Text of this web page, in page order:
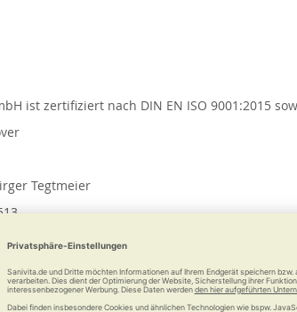
ist zertifiziert nach DIN EN ISO 9001:2015
Tegtmeier
Range, Adresse und Kontakt wie oben